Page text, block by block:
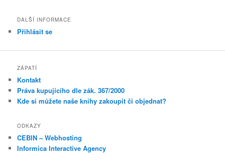
DALŠÍ INFORMACE
Přihlásit se
ZÁPATÍ
Kontakt
Práva kupujícího dle zák. 367/2000
Kde si můžete naše knihy zakoupit či objednat?
ODKAZY
CEBIN – Webhosting
Informica Interactive Agency